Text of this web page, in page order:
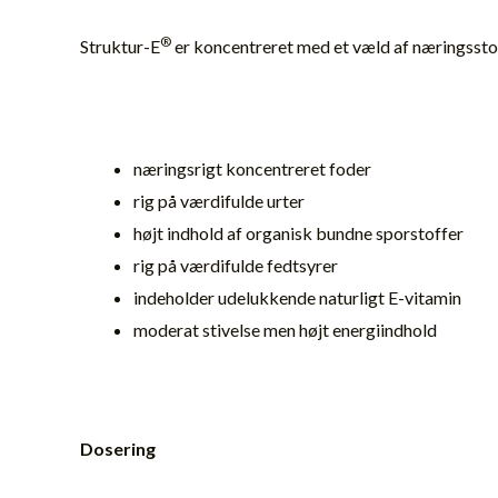
Struktur-E® er koncentreret med et væld af
næringsrigt koncentreret foder
rig på værdifulde urter
højt indhold af organisk bundne sporstoffer
rig på værdifulde fedtsyrer
indeholder udelukkende naturligt E-vitamin
moderat stivelse men højt energiindhold
Dosering